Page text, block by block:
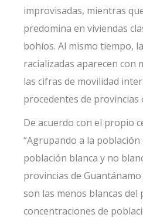
improvisadas, mientras
predomina en viviendas
bohíos. Al mismo tiempo,
racializadas aparecen con
las cifras de movilidad
procedentes de provincias
De acuerdo con el propio
“Agrupando a la
población blanca y no
provincias de
son las menos blancas del
concentraciones de